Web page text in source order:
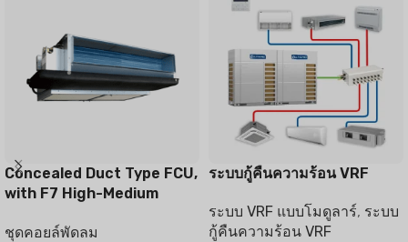
Concealed Duct Type FCU,
with F7 High-Medium
ชุดคอยล์พัดลม
ระบบกู้คืนความร้อน VRF
ระบบ VRF แบบโมดูลาร์, ระบบ
กู้คืนความร้อน VRF